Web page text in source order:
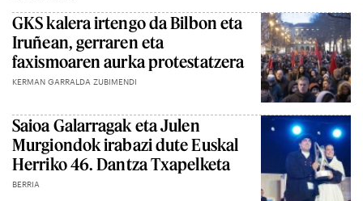
GKS kalera irtengo da Bilbon eta
Iruñean, gerraren eta
faxismoaren aurka protestatzera
KERMAN GARRALDA ZUBIMENDI
Saioa Galarragak eta Julen
Murgiondok irabazi dute Euskal
Herriko 46. Dantza Txapelketa
BERRIA